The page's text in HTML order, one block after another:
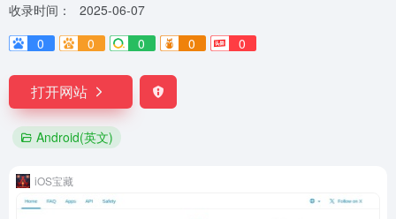
收录时间：
2025-06-07
0
0 0 0 0
打开网站
Android(英文)
iOS宝藏